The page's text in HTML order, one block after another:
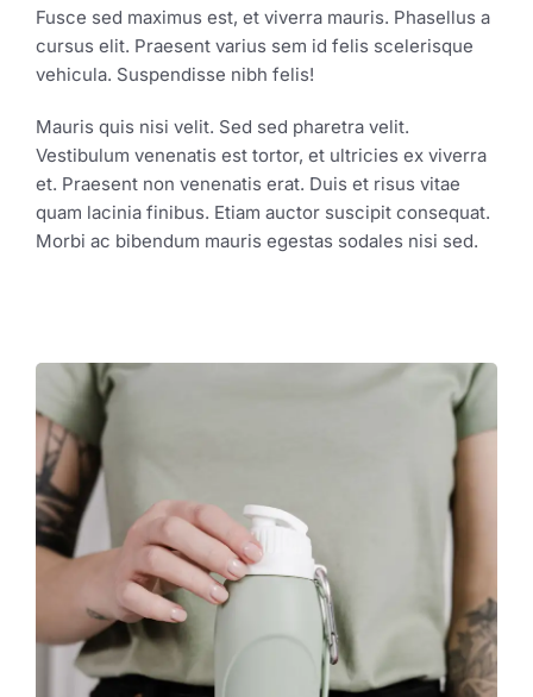
Fusce sed maximus est, et viverra mauris. Phasellus a
cursus elit. Praesent varius sem id felis scelerisque
vehicula. Suspendisse nibh felis!
Mauris quis nisi velit. Sed sed pharetra velit.
Vestibulum venenatis est tortor, et ultricies ex viverra
et. Praesent non venenatis erat. Duis et risus vitae
quam lacinia finibus. Etiam auctor suscipit consequat.
Morbi ac bibendum mauris egestas sodales nisi sed.